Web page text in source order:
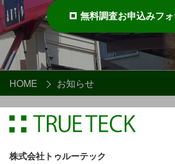
無料調査お申込みフ
HOME お知らせ
株式会社トゥルーテック